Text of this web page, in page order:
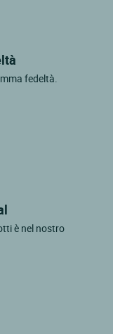
fedeltà.
è nel nostro